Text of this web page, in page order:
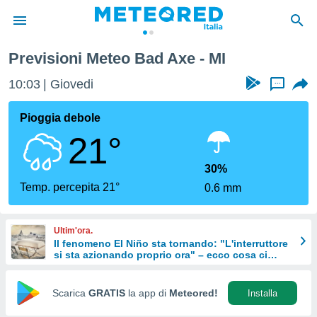
di
per
le
di
Web
Previsioni Meteo Bad Axe - MI
10:03 Giovedi ...
Pioggia debole
21°
Temp. percepita 21°
30%
0.6 mm
Ultim'ora.
Il fenomeno El Niño sta tornando: "L'interruttore
si sta azionando proprio ora" – ecco cosa ci
Scarica GRATIS la app di Meteored! Installa